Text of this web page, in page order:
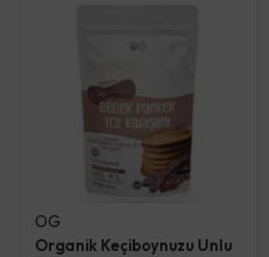
OG
Organik Keçiboynuzu Unlu